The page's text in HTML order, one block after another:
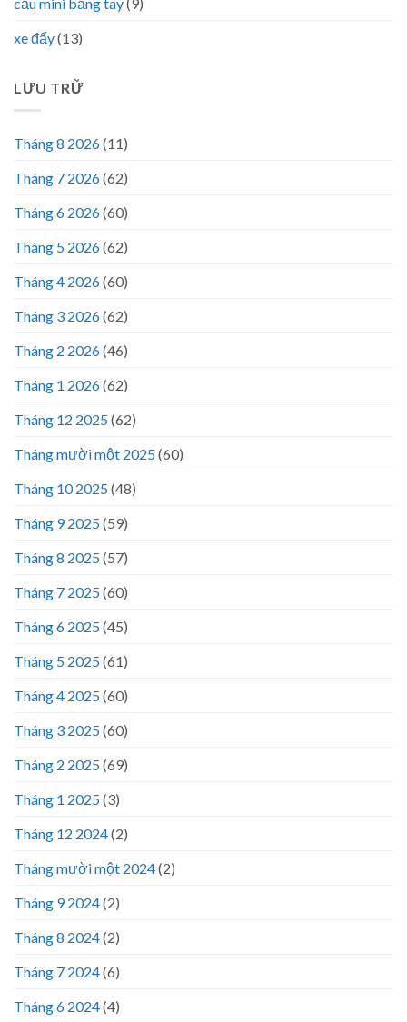
xe đẩy(13)
LƯU TRỮ
Tháng 8 2026(11)
Tháng 7 2026(62)
Tháng 6 2026(60)
Tháng 5 2026(62)
Tháng 4 2026(60)
Tháng 3 2026(62)
Tháng 2 2026(46)
Tháng 1 2026(62)
Tháng 12 2025(62)
Tháng mười một 2025(60)
Tháng 10 2025(48)
Tháng 9 2025(59)
Tháng 8 2025(57)
Tháng 7 2025(60)
Tháng 6 2025(45)
Tháng 5 2025(61)
Tháng 4 2025(60)
Tháng 3 2025(60)
Tháng 2 2025(69)
Tháng 1 2025(3)
Tháng 12 2024(2)
Tháng mười một 2024(2)
Tháng 9 2024(2)
Tháng 8 2024(2)
Tháng 7 2024(6)
Tháng 6 2024(4)